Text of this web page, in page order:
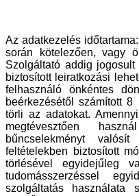
Az adatkezelés
során kötelezően, vagy
Szolgáltató addig
biztosított leiratkozási
felhasználó önkéntes
beérkezésétől számított
törli az adatokat.
megtévesztően
bűncselekményt
feltételekben biztosított
törlésével egyidejűleg
tudomásszerzéssel
szolgáltatás használata